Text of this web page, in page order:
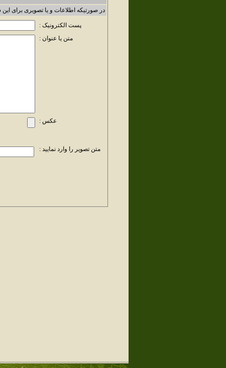
در صورتیکه اطلاعات و یا تصویری برای
پست الکترونیک :
متن یا عنوان :
عکس :
متن تصویر را وارد نمایید :